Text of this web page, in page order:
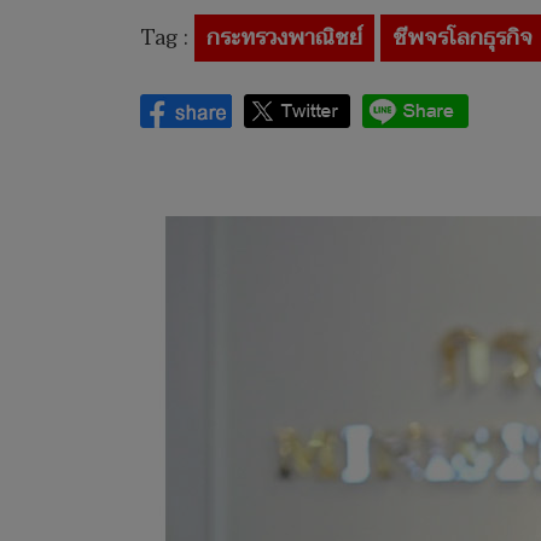
Tag : กระทรวงพาณิชย์ ชีพจรโลกธุรกิจ